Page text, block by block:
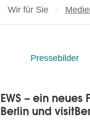
Wir für Sie
Pressebilder
– ein
und